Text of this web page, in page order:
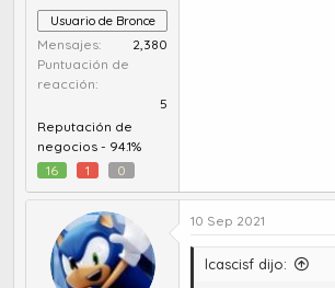
Usuario de Bronce
Mensajes
2,380
Puntuación de
reacción
5
Reputación de
negocios - 94.1%
16
1 0
10 Sep 2021
lcascisf dijo: